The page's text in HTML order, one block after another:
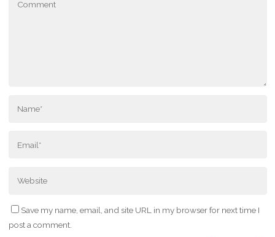
Save my name, email, and site URL in my browser for next time I
post a comment.